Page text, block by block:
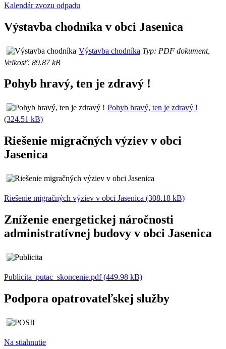
Kalendár zvozu odpadu
Výstavba chodníka v obci Jasenica
Výstavba chodníka Typ: PDF dokument,
Velkosť: 89.87 kB
Pohyb hravý, ten je zdravý !
Pohyb hravý, ten je zdravý !
(324.51 kB)
Riešenie migračných výziev v obci
Jasenica
Riešenie migračných výziev v obci Jasenica (308.18 kB)
Zníženie energetickej náročnosti
administratívnej budovy v obci Jasenica
Publicita_putac_skoncenie.pdf (449.98 kB)
Podpora opatrovateľskej služby
Na stiahnutie